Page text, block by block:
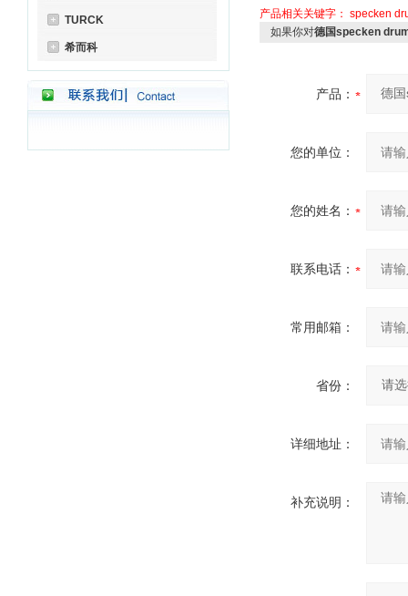
TURCK
希而科
产品相关关键字： specken
如果你对德国specken
产品：
您的单位：
您的姓名：
联系电话：
常用邮箱：
省份：
详细地址：
补充说明：